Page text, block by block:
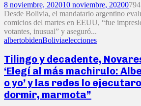
8 noviembre, 202010 noviembre, 20200794
Desde Bolivia, el mandatario argentino
comicios del martes en EEUU, “fue
votantes, inusual” y aseguró...
albertobidenBoliviaelecciones
Tilingo y decadente,
‘Elegí al más machirulo:
o yo’ y las redes lo
dormir, marmota”